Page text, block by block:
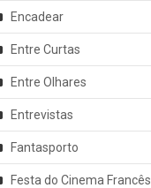
Encadear
Entre Curtas
Entre Olhares
Entrevistas
Fantasporto
Festa do Cinema Francês